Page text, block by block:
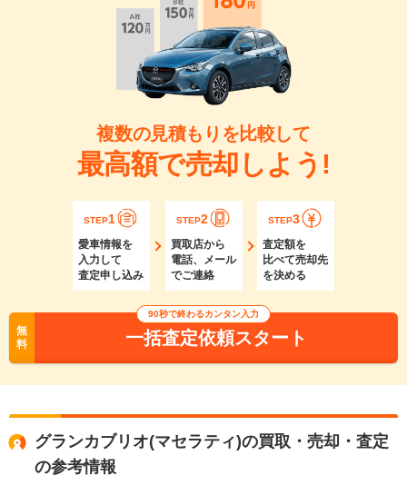
複数の見積もりを比較して
最高額で売却しよう!
STEP1
愛車情報を
入力して
査定申し込み
STEP2
買取店から
電話、メール
でご連絡
STEP3
査定額を
比べて売却先
を決める
無
料
90秒で終わるカンタン入力
一括査定依頼スタート
グランカブリオ(マセラティ)の買取・売却・査定
の参考情報